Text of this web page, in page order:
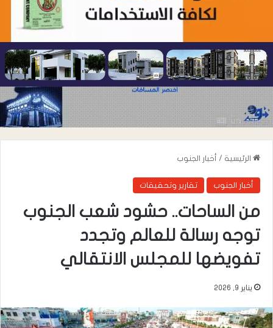
الرئيسية / أخبار الجنوب
أخبار الجنوب تقارير وتحقيقات
من الساحات.. حشود شعب الجنوب
توجه رسالة للعالم وتجدد
تفويضها للمجلس الانتقالي
يناير 9, 2026